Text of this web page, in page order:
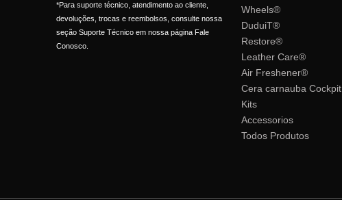
*Para suporte técnico, atendimento ao cliente,
devoluções, trocas e reembolsos, consulte nossa
seção Suporte Técnico em nossa página Fale
Conosco.
Wheels®
DuduiT®
Restore®
Leather Care®
Air Freshener®
Cera carnauba Cockpit
Kits
Accessorios
Todos Produtos